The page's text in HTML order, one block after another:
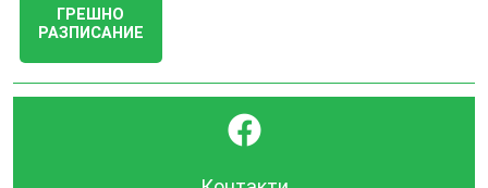
ГРЕШНО
РАЗПИСАНИЕ
}